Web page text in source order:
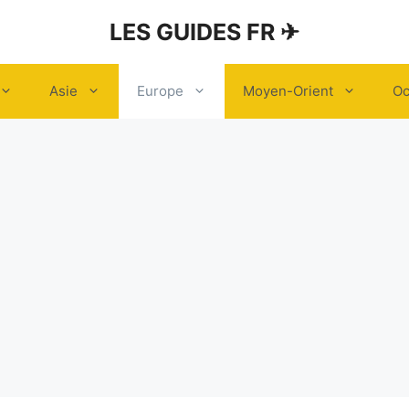
LES GUIDES FR ✈
Asie Europe Moyen-Orient